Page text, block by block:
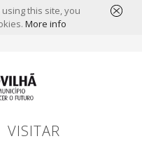
using this site, you
More info
VISITAR